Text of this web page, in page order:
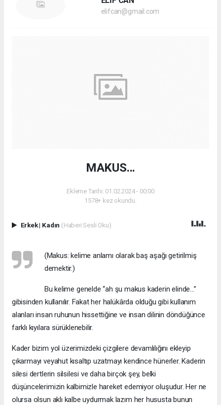
elifcan@gmail.com
MAKUS...
Ekleme Tarihi: 01.02.2024 - 00:00
1578+ kez okundu.
Erkek| Kadın (Haberi Sesli Oku)
(Makus: kelime anlamı olarak baş aşağı getirilmiş
demektir.)
Bu kelime genelde “ah şu makus kaderin elinde...”
gibisinden kullanılır. Fakat her halükârda olduğu gibi kullanım
alanları insan ruhunun hissettiğine ve insan dilinin döndüğünce
farklı kıyılara sürüklenebilir.
Kader bizim yol üzerimizdeki çizgilere devamlılığını ekleyip
çıkarmayı veyahut kısaltıp uzatmayı kendince hünerler. Kaderin
silesi dertlerin silsilesi ve daha birçok şey, belki
düşüncelerimizin kalbimizle hareket edemiyor oluşudur. Her ne
olursa olsun aklı kalbe uydurmak lazım her hususta bunun